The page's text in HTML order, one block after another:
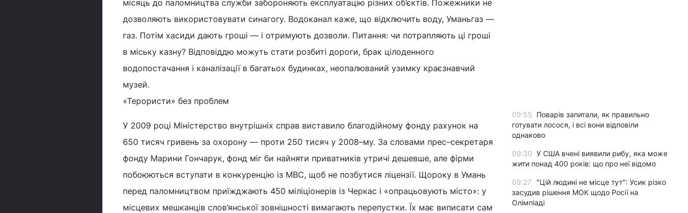
місяць до паломництва служби забороняють експлуатацію різних об’єктів. Пожежники не
дозволяють використовувати синагогу. Водоканал каже, що відключить воду, Уманьгаз —
газ. Потім хасиди дають гроші — і отримують дозволи. Питання: чи потрапляють ці гроші
в міську казну? Відповіддю можуть стати розбиті дороги, брак цілоденного
водопостачання і каналізації в багатьох будинках, неопалюваний узимку краєзнавчий
музей.
«Терористи» без проблем
У 2009 році Міністерство внутрішніх справ виставило благодійному фонду рахунок на
650 тисяч гривень за охорону — проти 250 тисяч у 2008–му. За словами прес–секретаря
фонду Марини Гончарук, фонд міг би найняти приватників утричі дешевше, але фірми
побоюються вступати в конкуренцію із МВС, щоб не позбутися ліцензії. Щороку в Умань
перед паломництвом приїжджають 450 міліціонерів із Черкас і «опрацьовують місто»: у
місцевих мешканців слов’янської зовнішності вимагають перепустки. Їх має виписати сам
09:55 Поварів запитали, як правильно
готувати лосося, і всі вони відповіли
однаково
09:30 У США вчені виявили рибу, яка може
жити понад 400 років: що про неї відомо
09:27
"Цій людині не місце тут": Усик різко
засудив рішення МОК щодо Росії на
Олімпіаді